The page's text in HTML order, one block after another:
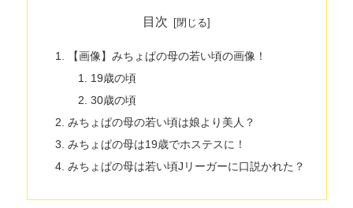
目次
【画像】みちょぱの母の若い頃の画像！
19歳の頃
30歳の頃
みちょぱの母の若い頃は娘より美人？
みちょぱの母は19歳でホステスに！
みちょぱの母は若い頃Jリーガーに口説かれた？